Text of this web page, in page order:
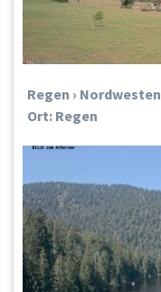
Regen › Nordwesten
Ort: Regen